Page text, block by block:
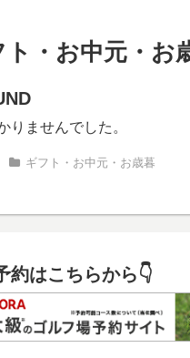
ト・お中元・お
りませんでした。
ギフト・お中元・お歳暮
約はこちらから👇